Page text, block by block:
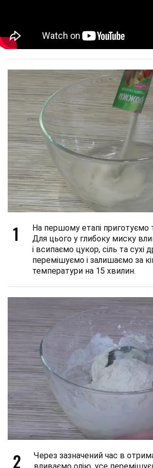
1
На першому етапі приготуємо
Для цього у глибоку миску
і всипаємо цукор, сіль та сухі
перемішуємо і залишаємо за
температури на 15 хвилин.
2
Через зазначений час в